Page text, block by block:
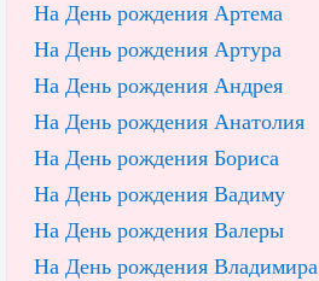
На День рождения Артема
На День рождения Артура
На День рождения Андрея
На День рождения Анатолия
На День рождения Бориса
На День рождения Вадиму
На День рождения Валеры
На День рождения Владимира